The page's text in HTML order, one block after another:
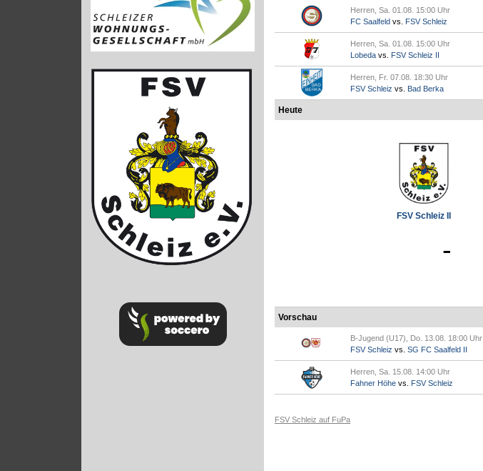
Herren, Sa. 01.08. 15:00 Uhr
FC Saalfeld vs. FSV Schleiz
Herren, Sa. 01.08. 15:00 Uhr
Lobeda vs. FSV Schleiz II
Herren, Fr. 07.08. 18:30 Uhr
FSV Schleiz vs. Bad Berka
Heute
FSV Schleiz II
-
Vorschau
B-Jugend (U17), Do. 13.08. 18:00 Uhr
FSV Schleiz vs. SG FC Saalfeld II
Herren, Sa. 15.08. 14:00 Uhr
Fahner Höhe vs. FSV Schleiz
FSV Schleiz auf FuPa